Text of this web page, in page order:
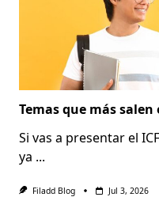
Temas que más salen
Si vas a presentar el
ya ...
Filadd Blog Jul 3, 2026